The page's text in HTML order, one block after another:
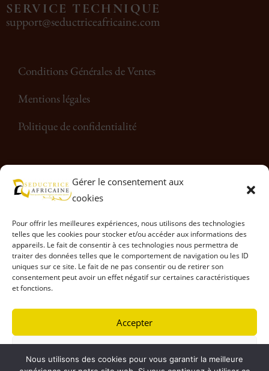
Gérer le consentement aux
cookies
Pour offrir les meilleures expériences, nous utilisons des technologies
telles que les cookies pour stocker et/ou accéder aux informations des
appareils. Le fait de consentir à ces technologies nous permettra de
traiter des données telles que le comportement de navigation ou les ID
uniques sur ce site. Le fait de ne pas consentir ou de retirer son
consentement peut avoir un effet négatif sur certaines caractéristiques
et fonctions.
Accepter
SERVICE TECHNIQUE
support@seductriceafricaine.com
Conditions Générales de Ventes
Mentions légales
Politique de confidentialité
© Séductrice Africaine 2026, Tous droits réservés.
Nous utilisons des cookies pour vous garantir la meilleure